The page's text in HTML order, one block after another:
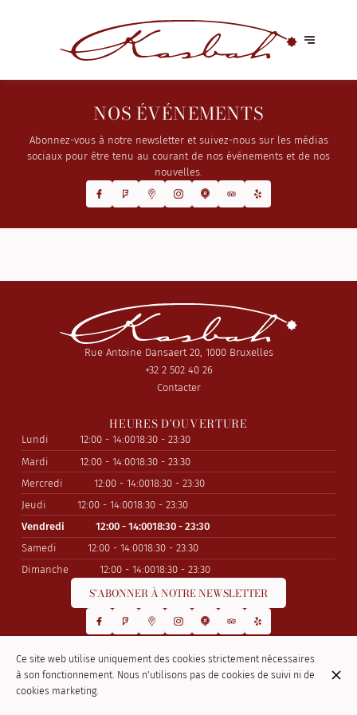
NOS ÉVÉNEMENTS
Abonnez-vous à notre newsletter et suivez-nous sur les médias
sociaux pour être tenu au courant de nos événements et de nos
nouvelles.
Rue Antoine Dansaert 20, 1000 Bruxelles
+32 2 502 40 26
Contacter
HEURES D'OUVERTURE
Lundi 12:00 - 14:0018:30 - 23:30
Mardi
12:00 - 14:0018:30 - 23:30
Mercredi
12:00 - 14:0018:30 - 23:30
Jeudi
12:00 - 14:0018:30 - 23:30
Vendredi
12:00 - 14:0018:30 - 23:30
Samedi
12:00 - 14:0018:30 - 23:30
Dimanche
12:00 - 14:0018:30 - 23:30
S'ABONNER À NOTRE NEWSLETTER
© La Kasbah 2026
Mentions légales
Protection des données
Ce site web utilise uniquement des cookies strictement nécessaires
à son fonctionnement. Nous n'utilisons pas de cookies de suivi ni de
cookies marketing.